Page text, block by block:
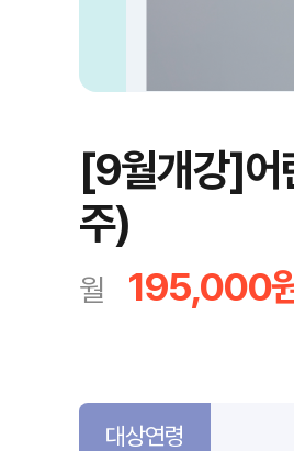
[9월개강]어
주)
월 195,000
대상연령